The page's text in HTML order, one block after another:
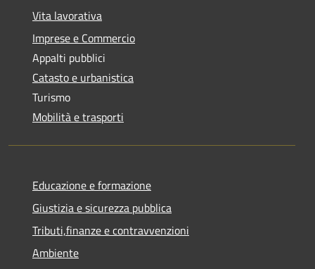
Vita lavorativa
Imprese e Commercio
Appalti pubblici
Catasto e urbanistica
Turismo
Mobilità e trasporti
Educazione e formazione
Giustizia e sicurezza pubblica
Tributi,finanze e contravvenzioni
Ambiente